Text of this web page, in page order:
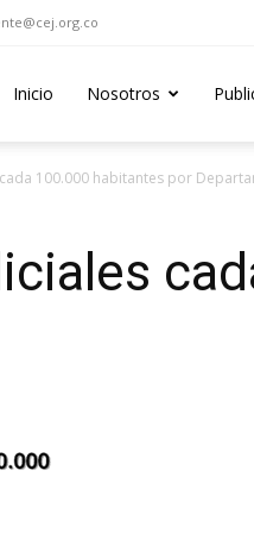
Inicio Nosotros
100.000 habitantes por